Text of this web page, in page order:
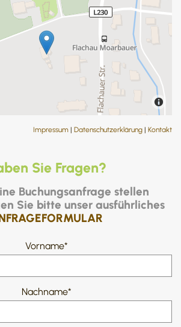
Impressum | Datenschutzerklärung | Kontakt
Sie Fragen?
Buchungsanfrage stellen
Sie bitte unser ausführliches
Vorname*
Nachname*